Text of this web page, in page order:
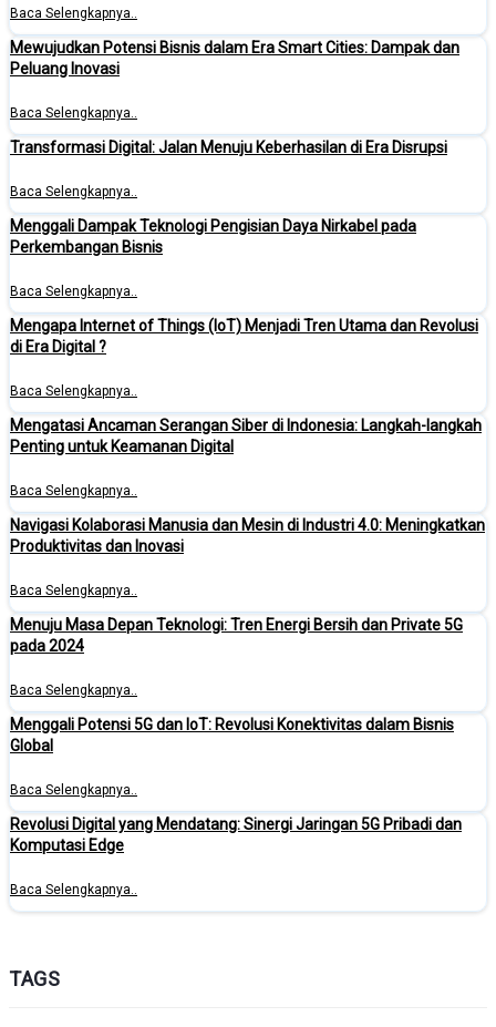
Baca Selengkapnya..
Mewujudkan Potensi Bisnis dalam Era Smart Cities: Dampak dan
Peluang Inovasi
Baca Selengkapnya..
Transformasi Digital: Jalan Menuju Keberhasilan di Era Disrupsi
Baca Selengkapnya..
Menggali Dampak Teknologi Pengisian Daya Nirkabel pada
Perkembangan Bisnis
Baca Selengkapnya..
Mengapa Internet of Things (IoT) Menjadi Tren Utama dan Revolusi
di Era Digital ?
Baca Selengkapnya..
Mengatasi Ancaman Serangan Siber di Indonesia: Langkah-langkah
Penting untuk Keamanan Digital
Baca Selengkapnya..
Navigasi Kolaborasi Manusia dan Mesin di Industri 4.0: Meningkatkan
Produktivitas dan Inovasi
Baca Selengkapnya..
Menuju Masa Depan Teknologi: Tren Energi Bersih dan Private 5G
pada 2024
Baca Selengkapnya..
Menggali Potensi 5G dan IoT: Revolusi Konektivitas dalam Bisnis
Global
Baca Selengkapnya..
Revolusi Digital yang Mendatang: Sinergi Jaringan 5G Pribadi dan
Komputasi Edge
Baca Selengkapnya..
TAGS